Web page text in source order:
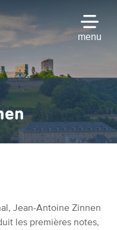
menu
Jean-Antoine Zinnen
les premières notes,